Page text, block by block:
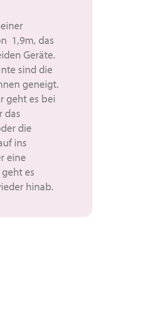
1,9m, das
Geräte.
sind die
geneigt.
geht es bei
das
die
ins
eine
es
hinab.